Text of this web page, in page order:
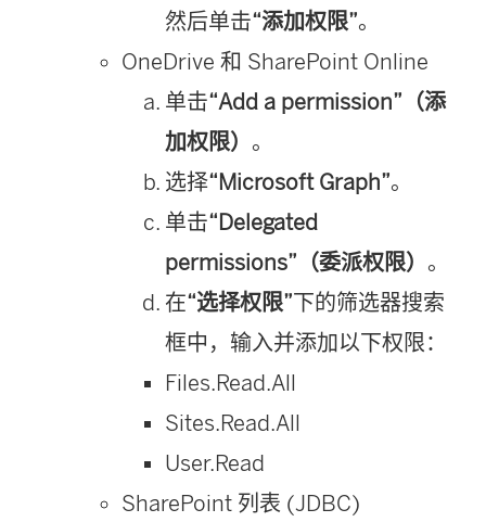
然后单击“添加权限”。
OneDrive 和 SharePoint Online
单击“Add a permission”（添
加权限） 。
选择“Microsoft Graph”。
单击“Delegated
permissions”（委派权限） 。
在“选择权限”下的筛选器搜索
框中，输入并添加以下权限：
Files.Read.All
Sites.Read.All
User.Read
SharePoint 列表 (JDBC)